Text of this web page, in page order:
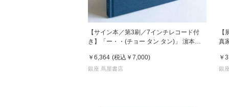
【サイン本／第3刷／7インチレコード付
き】「ー・・(チョー タン タン)」 濵本奏
￥6,364 (税込 ￥7,000)
銀座 蔦屋書店
真
￥
銀